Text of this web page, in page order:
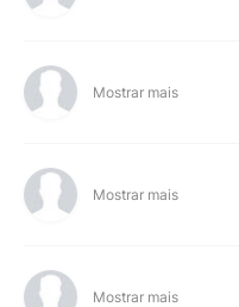
Mostrar mais
Mostrar mais
Mostrar mais